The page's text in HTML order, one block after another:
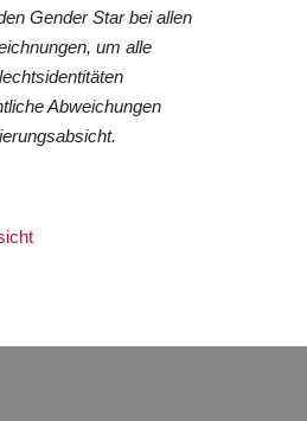
Gender Star bei allen
um alle
Abweichungen